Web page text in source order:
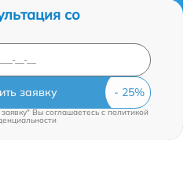
со
заявку
Вы соглашаетесь cполитикой